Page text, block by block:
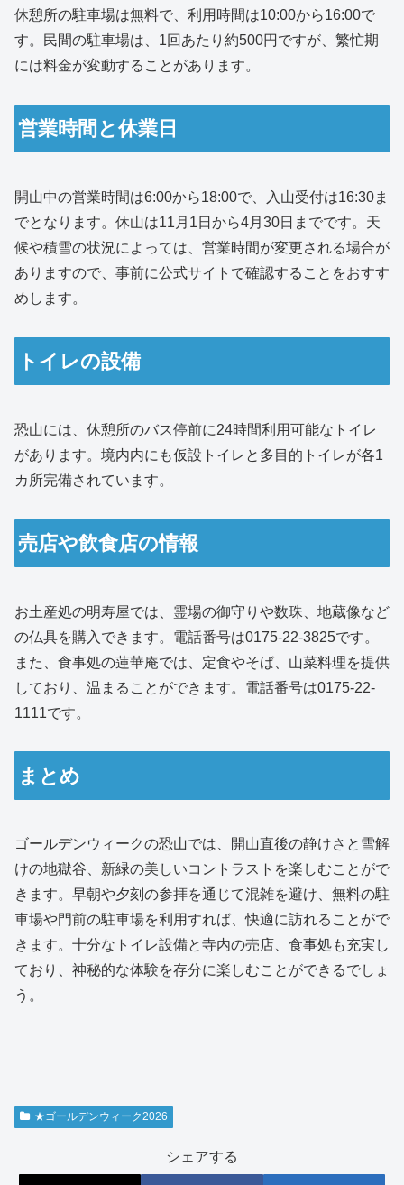
休憩所の駐車場は無料で、利用時間は10:00から16:00で
す。民間の駐車場は、1回あたり約500円ですが、繁忙期
には料金が変動することがあります。
営業時間と休業日
開山中の営業時間は6:00から18:00で、入山受付は16:30ま
でとなります。休山は11月1日から4月30日までです。天
候や積雪の状況によっては、営業時間が変更される場合が
ありますので、事前に公式サイトで確認することをおすす
めします。
トイレの設備
恐山には、休憩所のバス停前に24時間利用可能なトイレ
があります。境内内にも仮設トイレと多目的トイレが各1
カ所完備されています。
売店や飲食店の情報
お土産処の明寿屋では、霊場の御守りや数珠、地蔵像など
の仏具を購入できます。電話番号は0175-22-3825です。
また、食事処の蓮華庵では、定食やそば、山菜料理を提供
しており、温まることができます。電話番号は0175-22-
1111です。
まとめ
ゴールデンウィークの恐山では、開山直後の静けさと雪解
けの地獄谷、新緑の美しいコントラストを楽しむことがで
きます。早朝や夕刻の参拝を通じて混雑を避け、無料の駐
車場や門前の駐車場を利用すれば、快適に訪れることがで
きます。十分なトイレ設備と寺内の売店、食事処も充実し
ており、神秘的な体験を存分に楽しむことができるでしょ
う。
★ゴールデンウィーク2026
シェアする